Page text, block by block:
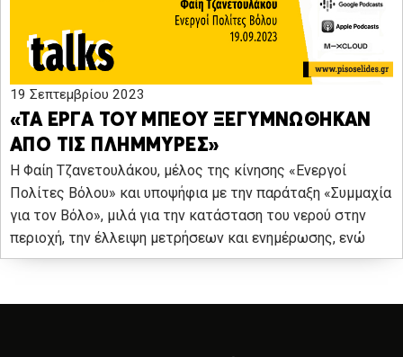
19 Σεπτεμβρίου 2023
«ΤΑ ΕΡΓΑ ΤΟΥ ΜΠΕΟΥ ΞΕΓΥΜΝΩΘΗΚΑΝ
ΑΠΟ ΤΙΣ ΠΛΗΜΜΥΡΕΣ»
Η Φαίη Τζανετουλάκου, μέλος της κίνησης «Ενεργοί
Πολίτες Βόλου» και υποψήφια με την παράταξη «Συμμαχία
για τον Βόλο», μιλά για την κατάσταση του νερού στην
περιοχή, την έλλειψη μετρήσεων και ενημέρωσης, ενώ